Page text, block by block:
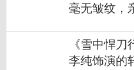
毫无皱纹，
《雪中悍刀
李纯饰演的